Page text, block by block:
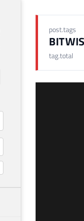
post.tags
tag.total